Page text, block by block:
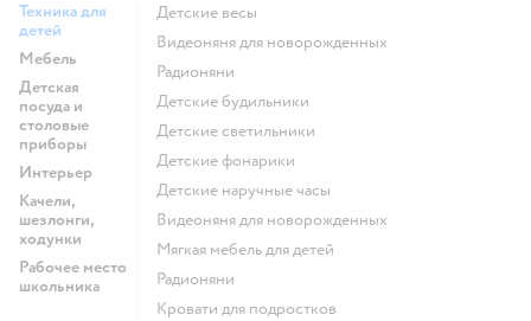
Техника для
детей
Мебель
Детская
посуда и
столовые
приборы
Интерьер
Качели,
шезлонги,
ходунки
Рабочее место
школьника
Детские весы
Видеоняня для новорожденных
Радионяни
Детские будильники
Детские светильники
Детские фонарики
Детские наручные часы
Видеоняня для новорожденных
Мягкая мебель для детей
Радионяни
Кровати для подростков